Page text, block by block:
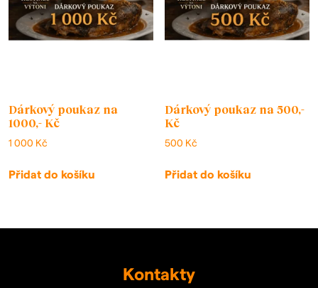
Dárkový poukaz na
1000,- Kč
1 000 Kč
Přidat do košíku
Dárkový poukaz na 500,-
Kč
500 Kč
Přidat do košíku
Kontakty